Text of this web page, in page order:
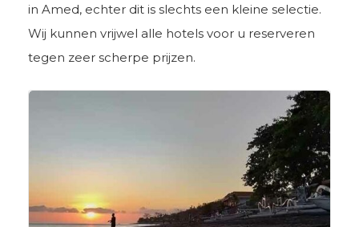
in Amed, echter dit is slechts een kleine selectie.
Wij kunnen vrijwel alle hotels voor u reserveren
tegen zeer scherpe prijzen.